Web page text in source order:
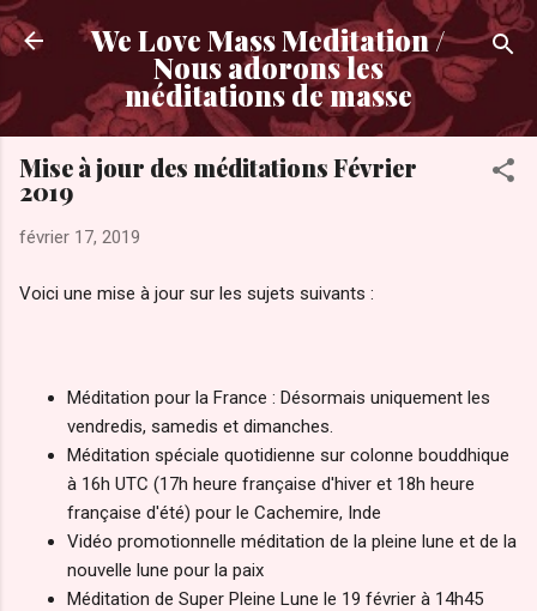
Accéder au contenu principal
We Love Mass Meditation /
Nous adorons les
méditations de masse
Mise à jour des méditations Février
2019
février 17, 2019
Voici une mise à jour sur les sujets suivants :
Méditation pour la France : Désormais uniquement les
vendredis, samedis et dimanches.
Méditation spéciale quotidienne sur colonne bouddhique
à 16h UTC (17h heure française d'hiver et 18h heure
française d'été) pour le Cachemire, Inde
Vidéo promotionnelle méditation de la pleine lune et de la
nouvelle lune pour la paix
Méditation de Super Pleine Lune le 19 février à 14h45